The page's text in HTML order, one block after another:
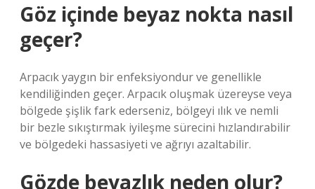
Göz içinde beyaz nokta nasıl
geçer?
Arpacık yaygın bir enfeksiyondur ve genellikle
kendiliğinden geçer. Arpacık oluşmak üzereyse veya
bölgede şişlik fark ederseniz, bölgeyi ılık ve nemli
bir bezle sıkıştırmak iyileşme sürecini hızlandırabilir
ve bölgedeki hassasiyeti ve ağrıyı azaltabilir.
Gözde beyazlık neden olur?